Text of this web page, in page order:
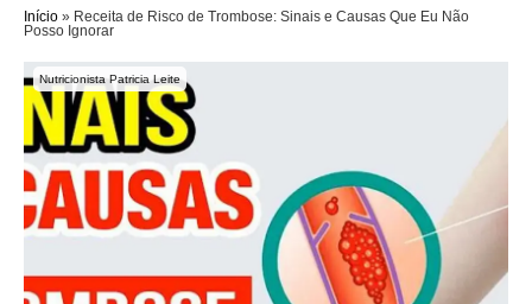
Início » Receita de Risco de Trombose: Sinais e Causas Que Eu Não
Posso Ignorar
Nutricionista Patricia Leite